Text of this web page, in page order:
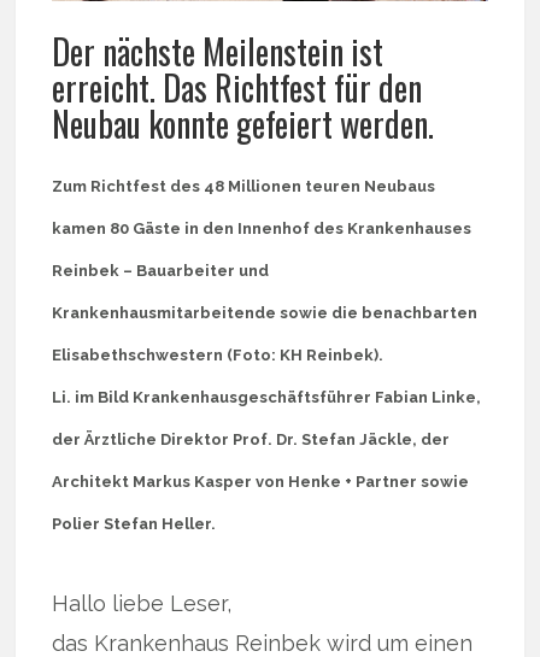
Der nächste Meilenstein ist
erreicht. Das Richtfest für den
Neubau konnte gefeiert werden.
Zum Richtfest des 48 Millionen teuren Neubaus
kamen 80 Gäste in den Innenhof des Krankenhauses
Reinbek – Bauarbeiter und
Krankenhausmitarbeitende sowie die benachbarten
Elisabethschwestern (Foto: KH Reinbek).
Li. im Bild Krankenhausgeschäftsführer Fabian Linke,
der Ärztliche Direktor Prof. Dr. Stefan Jäckle, der
Architekt Markus Kasper von Henke + Partner sowie
Polier Stefan Heller.
Hallo liebe Leser,
das Krankenhaus Reinbek wird um einen